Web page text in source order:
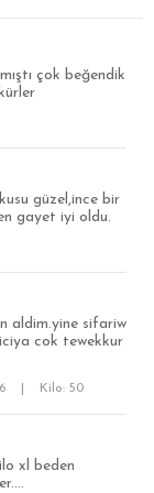
çok beğendik
güzel,ince bir
gayet iyi oldu.
aldim.yine sifariw
cok tewekkur
Kilo: 50
xl beden